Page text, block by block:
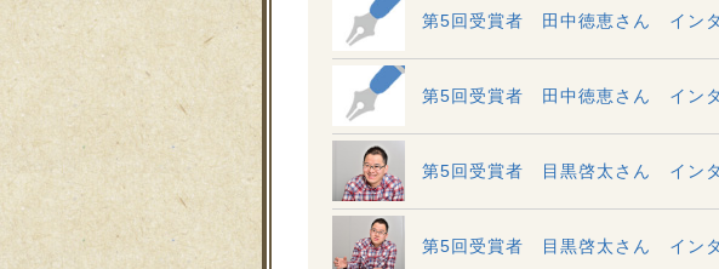
第5回受賞者 田中徳恵さん イン
第5回受賞者 田中徳恵さん イン
第5回受賞者 目黒啓太さん イン
第5回受賞者 目黒啓太さん イン